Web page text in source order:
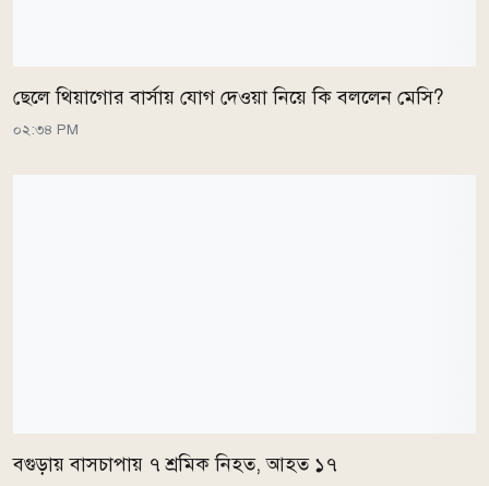
ছেলে থিয়াগোর বার্সায় যোগ দেওয়া নিয়ে কি বললেন মেসি?
০২:৩৪ PM
বগুড়ায় বাসচাপায় ৭ শ্রমিক নিহত, আহত ১৭